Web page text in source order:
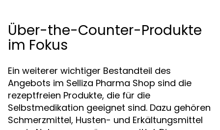
Über-the-Counter-Produkte
im Fokus
Ein weiterer wichtiger Bestandteil des
Angebots im Selliza Pharma Shop sind die
rezeptfreien Produkte, die für die
Selbstmedikation geeignet sind. Dazu gehören
Schmerzmittel, Husten- und Erkältungsmittel